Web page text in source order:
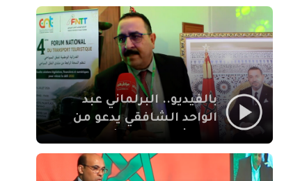
بنايات غير قانونية بإقامة
الإيمان
بالفيديو.. البرلماني عبد
الواحد الشافقي يدعو من
النقل السياحي لمواكبة